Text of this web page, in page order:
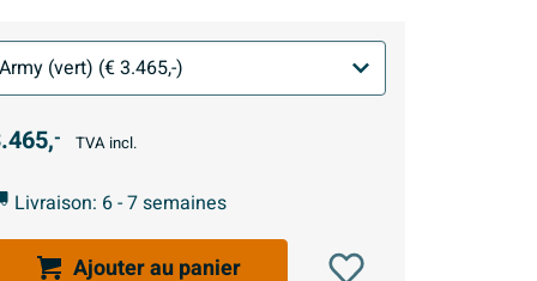
- TVA incl.
Livraison: 6 - 7 semaines
Ajouter au panier